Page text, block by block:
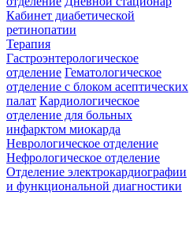
Кабинет диабетической
ретинопатии
Терапия
Гастроэнтерологическое
отделение Гематологическое
отделение с блоком асептических
палат Кардиологическое
отделение для больных
инфарктом миокарда
Неврологическое отделение
Нефрологическое отделение
Отделение электрокардиографии
и функциональной диагностики